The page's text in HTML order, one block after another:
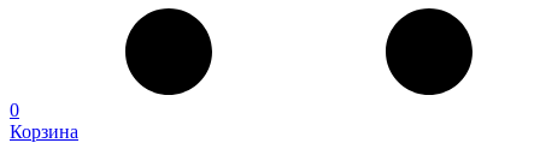
0
Корзина